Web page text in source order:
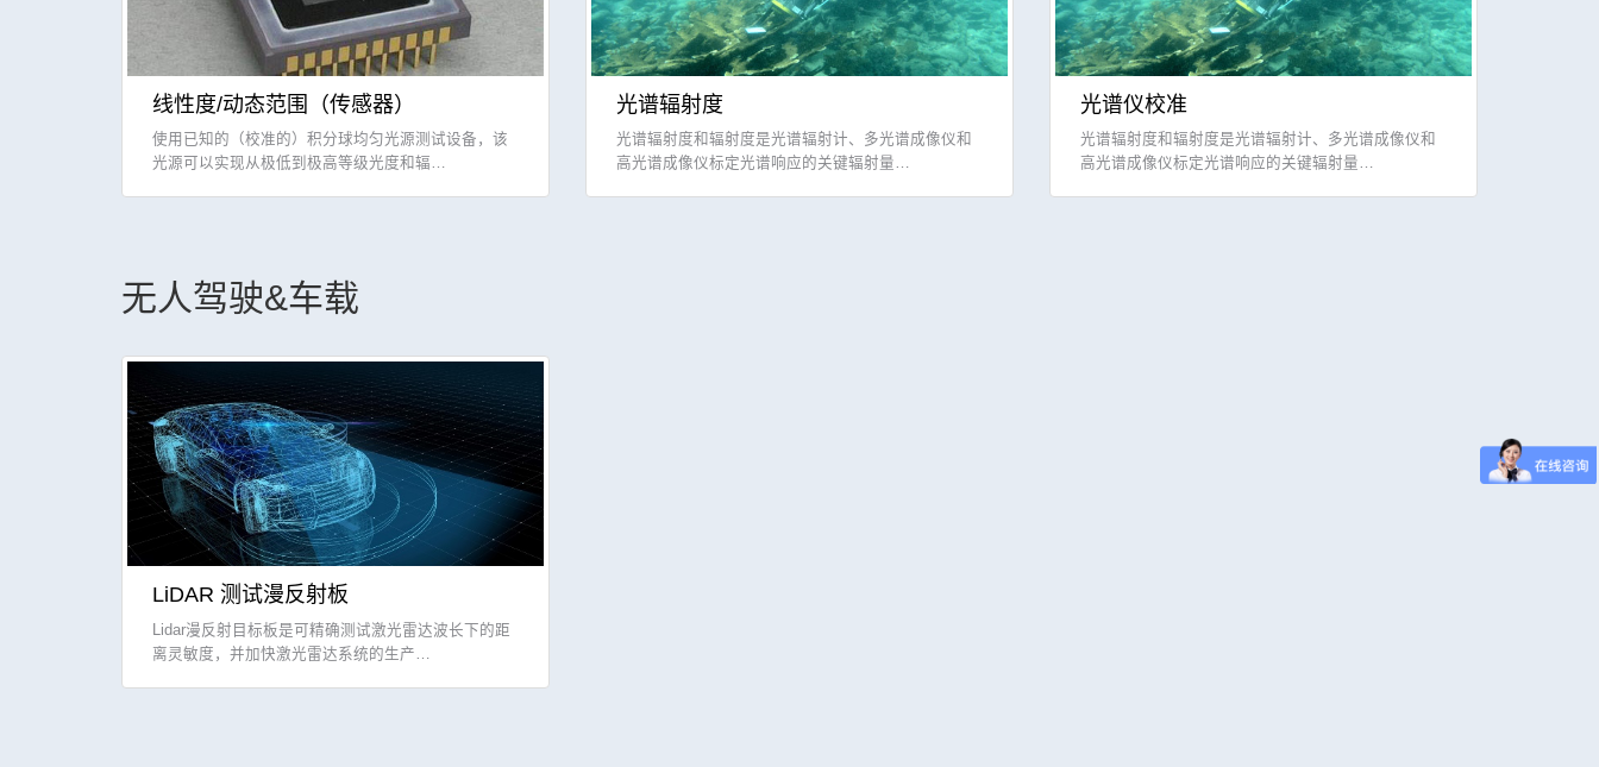
线性度/动态范围（传感器）
使用已知的（校准的）积分球均匀光源测试设备，该
光源可以实现从极低到极高等级光度和辐…
光谱辐射度
光谱辐射度和辐射度是光谱辐射计、多光谱成像仪和
高光谱成像仪标定光谱响应的关键辐射量…
光谱仪校准
光谱辐射度和辐射度是光谱辐射计、多光谱成像仪和
高光谱成像仪标定光谱响应的关键辐射量…
无人驾驶&车载
LiDAR 测试漫反射板
Lidar漫反射目标板是可精确测试激光雷达波长下的距
离灵敏度，并加快激光雷达系统的生产…